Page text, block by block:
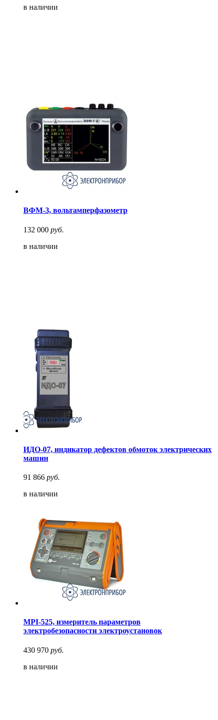
в наличии
ВФМ-3, вольтамперфазометр
132 000 руб.
в наличии
ИДО-07, индикатор дефектов обмоток электрических
машин
91 866 руб.
в наличии
MPI-525, измеритель параметров
электробезопасности электроустановок
430 970 руб.
в наличии